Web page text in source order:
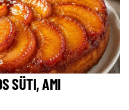
SÜTI, AMI